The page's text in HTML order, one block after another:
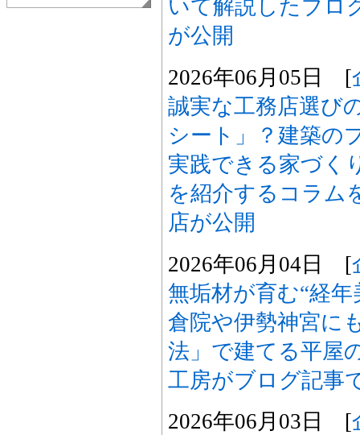
いて解説したブロ
が公開
2026年06月05日 [
誠実な工務店選び
シート」？建築の
実践できる家づく
を紹介するコラム
店が公開
2026年06月04日 [
無垢材が育む“経
倉院や伊勢神宮に
法」で建てる平屋
工房がブログ記事
2026年06月03日 [